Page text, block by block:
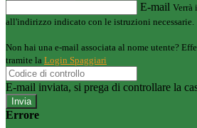
E-mail Verrà
all'indirizzo indicato con le istruzioni necessarie.
Non hai una e-mail associata al nome utente?
tramite la Login Spaggiari
E-mail inviata, si prega di controllare la
Errore